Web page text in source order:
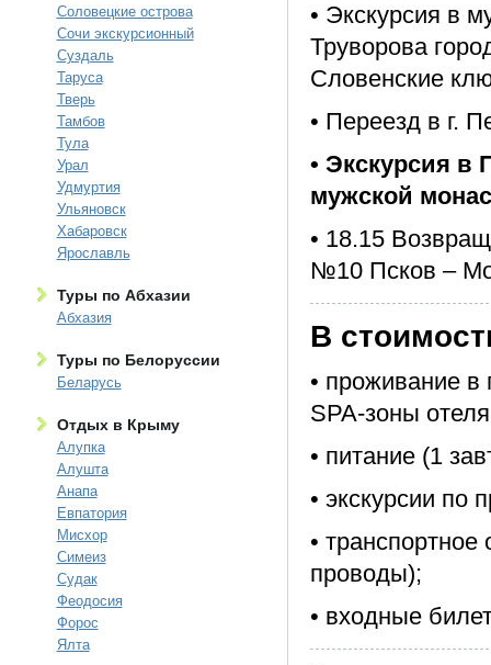
Соловецкие острова
Сочи экскурсионный
Суздаль
Таруса
Тверь
Тамбов
Тула
Урал
Удмуртия
Ульяновск
Хабаровск
Ярославль
Туры по Абхазии
Абхазия
Туры по Белоруссии
Беларусь
Отдых в Крыму
Алупка
Алушта
Анапа
Евпатория
Мисхор
Симеиз
Судак
Феодосия
Форос
Ялта
• Экскурсия в
Труворова
Словенские
• Переезд в г.
• Экскурсия в
мужской
• 18.15
№10 Псков –
В
• проживание в
SPA-зоны
• питание (1
• экскурсии по
•
проводы);
• входные